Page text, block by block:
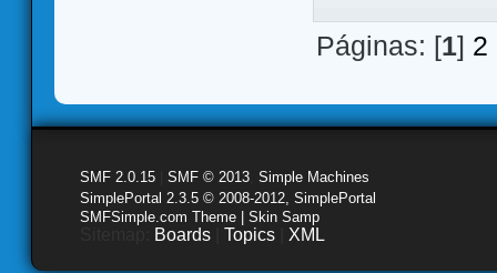
Páginas: [1] 2
SMF 2.0.15 SMF © 2013 Simple Machines
SimplePortal 2.3.5 © 2008-2012, SimplePortal
SMFSimple.com Theme | Skin Samp
Boards Topics XML